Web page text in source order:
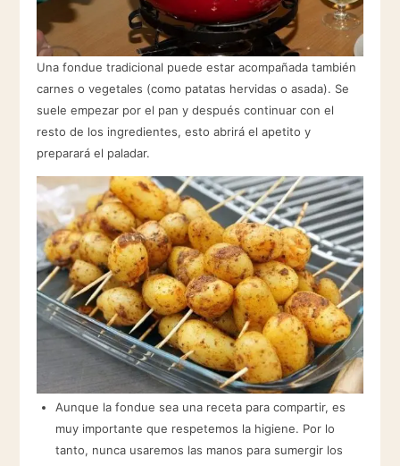
Una fondue tradicional puede estar acompañada también
carnes o vegetales (como patatas hervidas o asada). Se
suele empezar por el pan y después continuar con el
resto de los ingredientes, esto abrirá el apetito y
preparará el paladar.
Aunque la fondue sea una receta para compartir, es
muy importante que respetemos la higiene. Por lo
tanto, nunca usaremos las manos para sumergir los